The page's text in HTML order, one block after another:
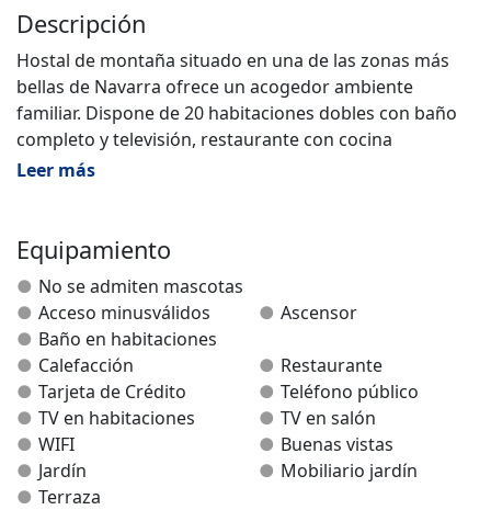
Descripción
Hostal de montaña situado en una de las zonas más
bellas de Navarra ofrece un acogedor ambiente
familiar. Dispone de 20 habitaciones dobles con baño
completo y televisión, restaurante con cocina
tradicional Navarra y salón de descanso y lectura.
fue residencia habitual del prestigioso escritor y
premio Nobel Ernest Hemingway.
El Hostal Burguete es paso obligatorio para los
peregrinos del camino a Santiago de Compostela
donde pueden instalarse y descansar.
Leer más
Equipamiento
No se admiten mascotas
Acceso minusválidos
Ascensor
Baño en habitaciones
Calefacción
Restaurante
Tarjeta de Crédito
Teléfono público
TV en habitaciones
TV en salón
WIFI
Buenas vistas
Jardín
Mobiliario jardín
Terraza